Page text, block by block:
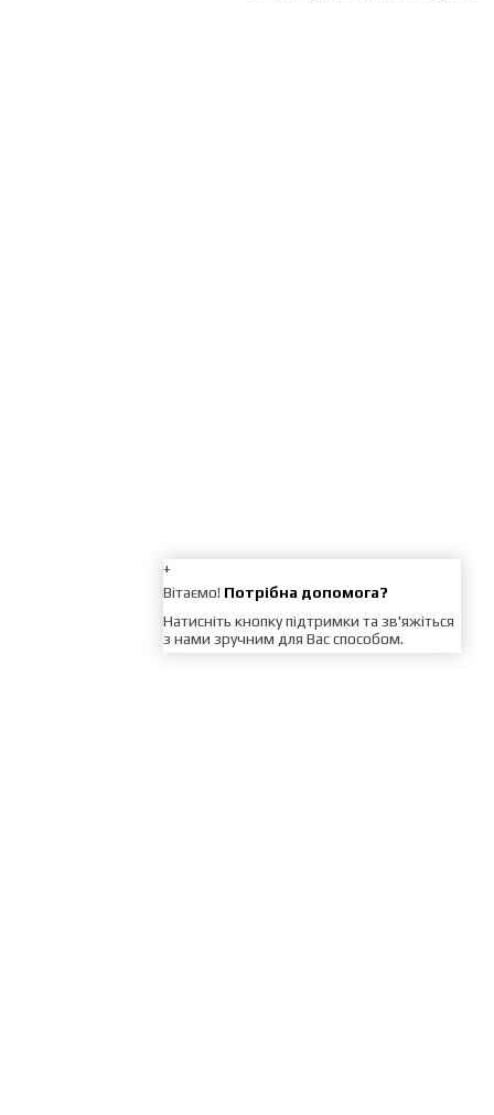
+
Вітаємо! Потрібна допомога?
Натисніть кнопку підтримки та зв'яжіться
з нами зручним для Вас способом.